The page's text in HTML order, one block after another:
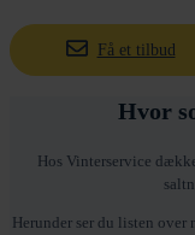
Få et tilbud
Hvor
Hos Vinterservice
Herunder ser du listen